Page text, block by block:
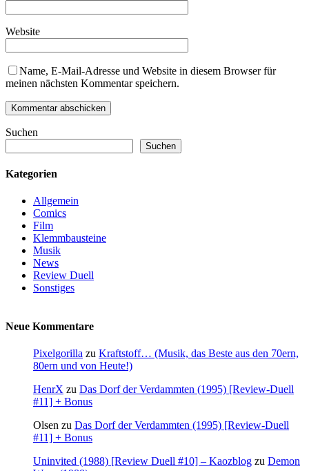
Website
Name, E-Mail-Adresse und Website in diesem Browser für
meinen nächsten Kommentar speichern.
Suchen
Suchen
Kategorien
Allgemein
Comics
Film
Klemmbausteine
Musik
News
Review Duell
Sonstiges
Neue Kommentare
Pixelgorilla zu Kraftstoff… (Musik, das Beste aus den 70ern,
80ern und von Heute!)
HenrX zu Das Dorf der Verdammten (1995) [Review-Duell
#11] + Bonus
Olsen zu Das Dorf der Verdammten (1995) [Review-Duell
#11] + Bonus
Uninvited (1988) [Review Duell #10] – Kaozblog zu Demon